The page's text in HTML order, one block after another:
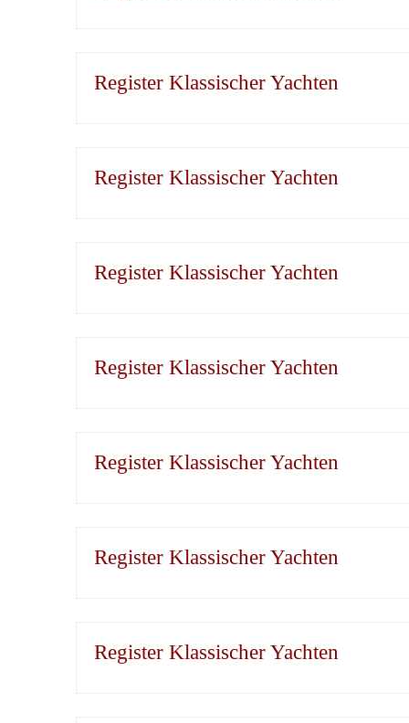
Register Klassischer Yachten
Register Klassischer Yachten
Register Klassischer Yachten
Register Klassischer Yachten
Register Klassischer Yachten
Register Klassischer Yachten
Register Klassischer Yachten